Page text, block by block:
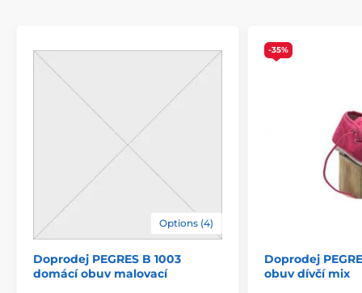
upper cotton
model name
Options (4)
Doprodej PEGRES B 1003
domácí obuv malovací
-35%
Doprodej
obuv dívčí mix